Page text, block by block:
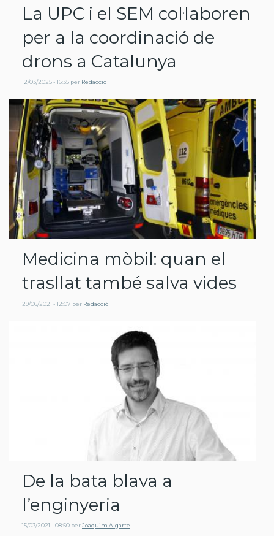
La UPC i el SEM col·laboren
per a la coordinació de
drons a Catalunya
12/03/2025 - 16:35 per Redacció
Medicina mòbil: quan el
trasllat també salva vides
29/06/2021 - 12:07 per Redacció
De la bata blava a
l’enginyeria
15/03/2021 - 08:50 perJoaquim Algarte